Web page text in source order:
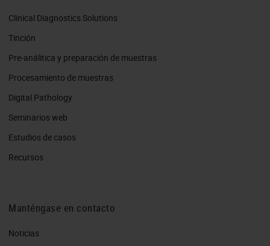
Clinical Diagnostics Solutions
Tinción
Pre-análitica y preparación de muestras
Procesamiento de muestras
Digital Pathology
Seminarios web
Estudios de casos
Recursos
Manténgase en contacto
Noticias